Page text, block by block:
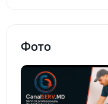
Фото